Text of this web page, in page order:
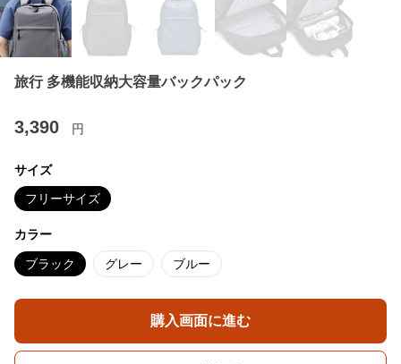
旅行 多機能収納大容量バックパック
3,390 円
サイズ
フリーサイズ
カラー
ブラック グレー ブルー
購入画面に進む